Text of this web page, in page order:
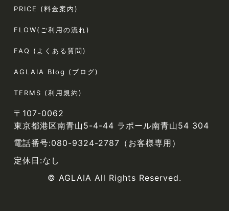
PRICE (料金案内)
FLOW(ご利用の流れ)
FAQ (よくある質問)
AGLAIA Blog (ブログ)
TERMS (利用規約)
〒107-0062
東京都港区南青山5-4-44 ラポール南青山54 304
電話番号:080-9324-2787（お客様専用）
定休日:なし
© AGLAIA All Rights Reserved.